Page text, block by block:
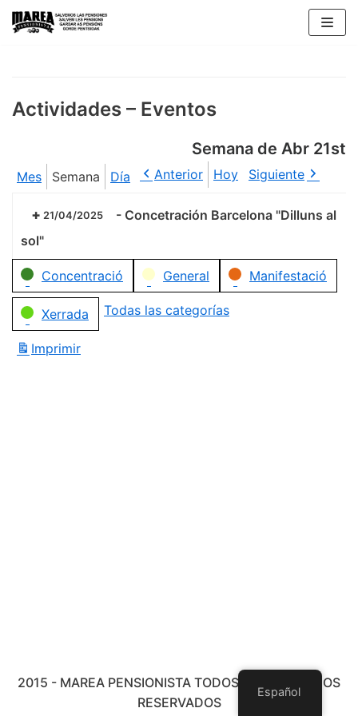
Saltar
Actividades – Eventos
Semana de Abr 21st
Mes Semana Día Anterior Hoy Siguiente
21/04/2025 - Concetración Barcelona "Dilluns al
sol"
Categorías
Concentració General Manifestació
Xerrada Todas las categorías
Imprimir
2015 - MAREA PENSIONISTA TODOS LOS DERECHOS
RESERVADOS
Español